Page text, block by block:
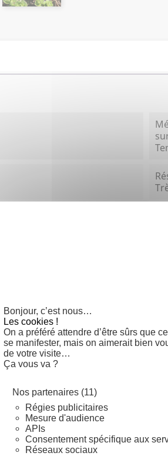
Bonjour, c’est nous…
Les cookies !
On a préféré attendre d’être sûrs que
se manifester, mais on aimerait bien
de votre visite…
Ça vous va ?
Nos partenaires (11)
Régies publicitaires
Mesure d'audience
APIs
Consentement spécifique aux
Réseaux sociaux
: